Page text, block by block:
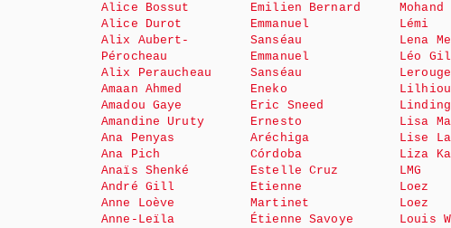
Alice Bossut
Alice Durot
Alix Aubert-
Pérocheau
Alix Peraucheau
Amaan Ahmed
Amadou Gaye
Amandine Uruty
Ana Penyas
Ana Pich
Anaïs Shenké
André Gill
Anne Loève
Anne-Leïla
Emilien Bernard
Emmanuel
Sanséau
Emmanuel
Sanséau
Eneko
Eric Sneed
Ernesto
Aréchiga
Córdoba
Estelle Cruz
Etienne
Martinet
Étienne Savoye
Mohand
Lémi
Lena
Léo
Lerouge
Lisa
Lise
Liza
LMG
Loez
Loez
Louis